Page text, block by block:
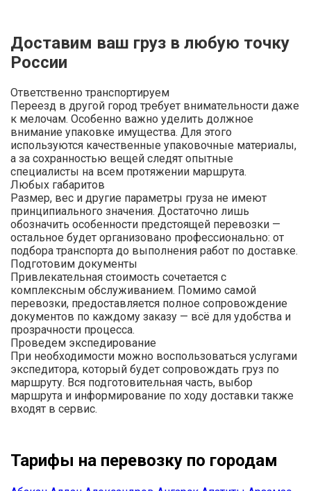
Доставим ваш груз в любую точку
России
Ответственно транспортируем
Переезд в другой город требует внимательности даже
к мелочам. Особенно важно уделить должное
внимание упаковке имущества. Для этого
используются качественные упаковочные материалы,
а за сохранностью вещей следят опытные
специалисты на всем протяжении маршрута.
Любых габаритов
Размер, вес и другие параметры груза не имеют
принципиального значения. Достаточно лишь
обозначить особенности предстоящей перевозки —
остальное будет организовано профессионально: от
подбора транспорта до выполнения работ по доставке.
Подготовим документы
Привлекательная стоимость сочетается с
комплексным обслуживанием. Помимо самой
перевозки, предоставляется полное сопровождение
документов по каждому заказу — всё для удобства и
прозрачности процесса.
Проведем экспедирование
При необходимости можно воспользоваться услугами
экспедитора, который будет сопровождать груз по
маршруту. Вся подготовительная часть, выбор
маршрута и информирование по ходу доставки также
входят в сервис.
Тарифы на перевозку по городам